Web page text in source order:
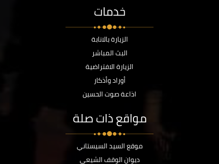
خدمات
الزيارة بالانابة
البث المباشر
الزيارة الافتراضية
أوراد وأذكار
اذاعة صوت الحسين
مواقع ذات صلة
موقع السيد السيستاني
ديوان الوقف الشيعي